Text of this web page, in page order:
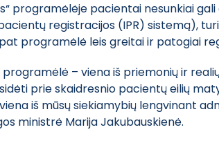
programėlėje pacientai nesunkiai
registracijos (IPR) sistemą),
programėlė leis greitai ir patogiai
programėlė – viena iš priemonių ir
prie skaidresnio pacientų eilių
iš mūsų siekiamybių lengvinant
ministrė Marija Jakubauskienė.